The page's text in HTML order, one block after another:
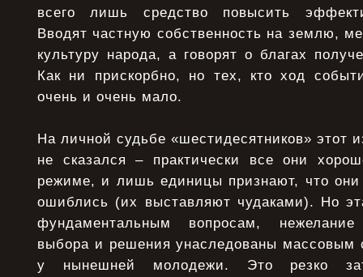
всего лишь средство повысить
Вводят частную собственность на землю,
культуру народа, а говорят о благах
Как ни прискорбно, но тех, кто ход
очень и очень мало.
На личной судьбе «шестидесятников» этот
не сказался – практически все они
режиме, и лишь единицы признают, что они
ошиблись (их выставляют чудаками). Но
фундаментальным вопросам, нежелание
выбора и решения унаследованы массовым
у нынешней молодежи. Это резко